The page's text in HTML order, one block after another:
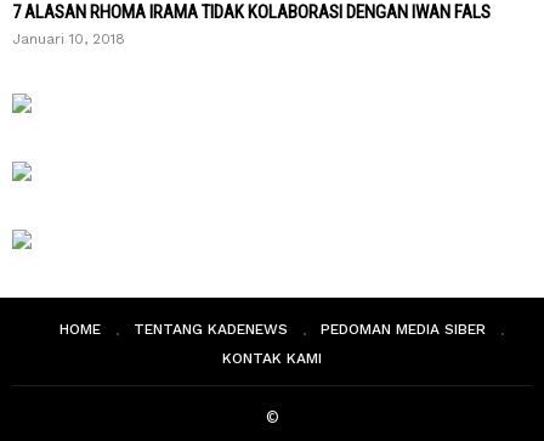
7 ALASAN RHOMA IRAMA TIDAK KOLABORASI DENGAN IWAN FALS
Januari 10, 2018
HOME TENTANG KADENEWS
PEDOMAN MEDIA SIBER
KONTAK KAMI
©